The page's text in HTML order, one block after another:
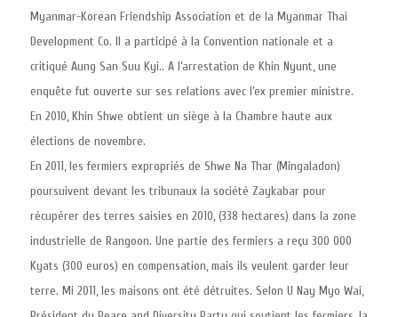
Myanmar-Korean Friendship Association et de la Myanmar Thai
Development Co. Il a participé à la Convention nationale et a
critiqué Aung San Suu Kyi.. A l’arrestation de Khin Nyunt, une
enquête fut ouverte sur ses relations avec l’ex premier ministre.
En 2010, Khin Shwe obtient un siège à la Chambre haute aux
élections de novembre.
En 2011, les fermiers expropriés de Shwe Na Thar (Mingaladon)
poursuivent devant les tribunaux la société Zaykabar pour
récupérer des terres saisies en 2010, (338 hectares) dans la zone
industrielle de Rangoon. Une partie des fermiers a reçu 300 000
Kyats (300 euros) en compensation, mais ils veulent garder leur
terre. Mi 2011, les maisons ont été détruites. Selon U Nay Myo Wai,